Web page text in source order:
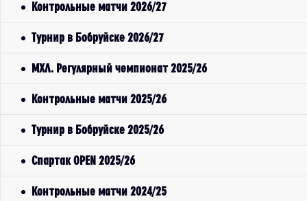
Контрольные матчи 2026/27
Турнир в Бобруйске 2026/27
МХЛ. Регулярный чемпионат 2025/26
Контрольные матчи 2025/26
Турнир в Бобруйске 2025/26
Спартак OPEN 2025/26
Контрольные матчи 2024/25